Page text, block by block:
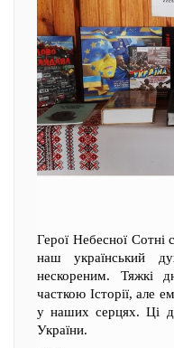
Герої Небесної Сотні
наш український
нескореним. Тяжкі
часткою Історії, але
у наших серцях. Ці
України.